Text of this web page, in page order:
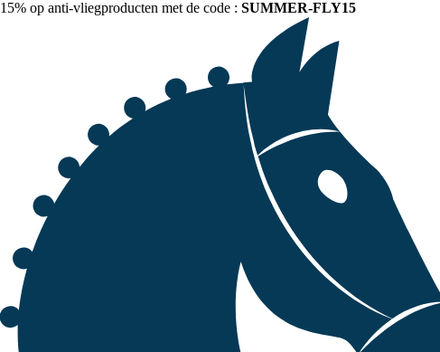
15% op anti-vliegproducten met de code : SUMMER-FLY15